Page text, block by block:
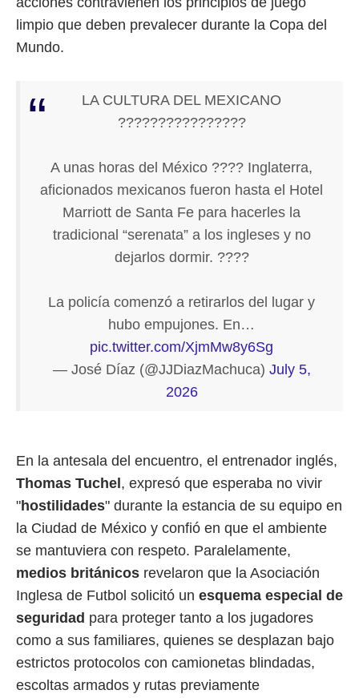
limpio que deben prevalecer durante la Copa del
Mundo.
LA CULTURA DEL MEXICANO
????????????????
A unas horas del México ???? Inglaterra,
aficionados mexicanos fueron hasta el Hotel
Marriott de Santa Fe para hacerles la
tradicional “serenata” a los ingleses y no
dejarlos dormir. ????
La policía comenzó a retirarlos del lugar y
hubo empujones. En…
pic.twitter.com/XjmMw8y6Sg
— José Díaz (@JJDiazMachuca) July 5,
2026
En la antesala del encuentro, el entrenador inglés,
Thomas Tuchel , expresó que esperaba no vivir
"hostilidades" durante la estancia de su equipo en
la Ciudad de México y confió en que el ambiente
se mantuviera con respeto. Paralelamente,
medios británicos revelaron que la Asociación
Inglesa de Futbol solicitó un esquema especial de
seguridad para proteger tanto a los jugadores
como a sus familiares, quienes se desplazan bajo
estrictos protocolos con camionetas blindadas,
escoltas armados y rutas previamente